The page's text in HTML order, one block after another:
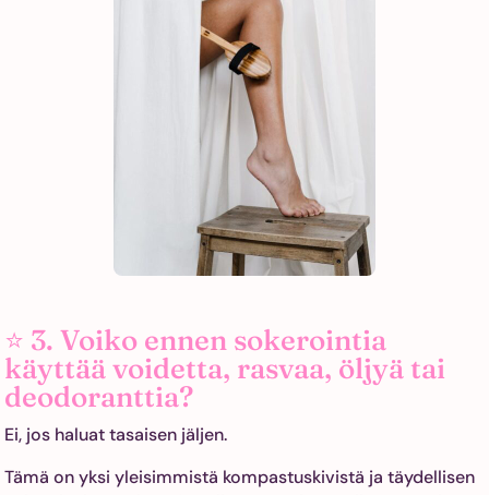
⭐ 3. Voiko ennen sokerointia
käyttää voidetta, rasvaa, öljyä tai
deodoranttia?
Ei, jos haluat tasaisen jäljen.
Tämä on yksi yleisimmistä kompastuskivistä ja täydellisen